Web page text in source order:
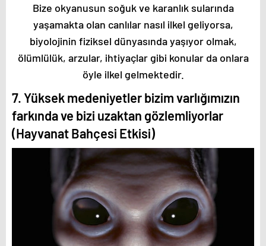
Bize okyanusun soğuk ve karanlık sularında
yaşamakta olan canlılar nasıl ilkel geliyorsa,
biyolojinin fiziksel dünyasında yaşıyor olmak,
ölümlülük, arzular, ihtiyaçlar gibi konular da onlara
öyle ilkel gelmektedir.
7. Yüksek medeniyetler bizim varlığımızın
farkında ve bizi uzaktan gözlemliyorlar
(Hayvanat Bahçesi Etkisi)